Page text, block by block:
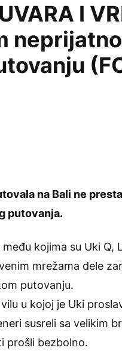
I
na Bali ne
putovanja.
kojima su Uki
mrežama dele
putovanju.
u kojoj je Uki
susreli sa velikim
prošli bezbolno.